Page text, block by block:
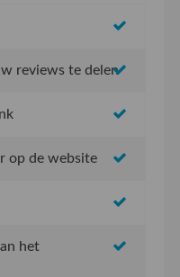
reviews te delen
op de website
het